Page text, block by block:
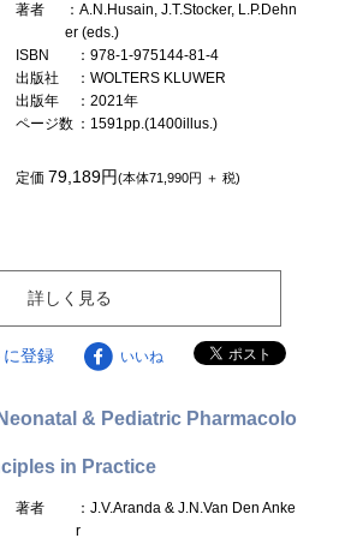
著者
：A.N.Husain, J.T.Stocker, L.P.Dehn
er (eds.)
ISBN
：978-1-975144-81-4
出版社
：WOLTERS KLUWER
出版年
：2021年
ページ数 ：1591pp.(1400illus.)
定価 79,189円(本体71,990円 ＋ 税)
詳しく見る
登録 いいね
& Pediatric Pharmacolo
in Practice
著者
：J.V.Aranda & J.N.Van Den Anke
r